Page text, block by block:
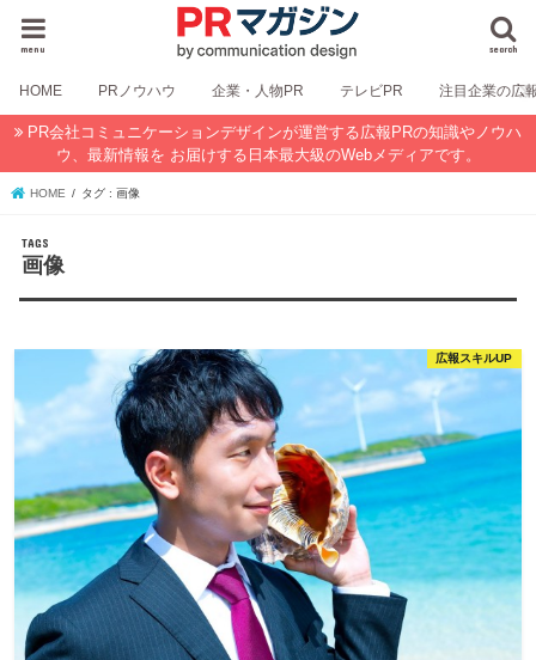
search
menu
HOME PRノウハウ 企業・人物PR テレビPR 注目企業の広
PR会社コミュニケーションデザインが運営する広報PRの知識やノウハ
ウ、最新情報を お届けする日本最大級のWebメディアです。
HOME タグ : 画像
画像
広報スキルUP